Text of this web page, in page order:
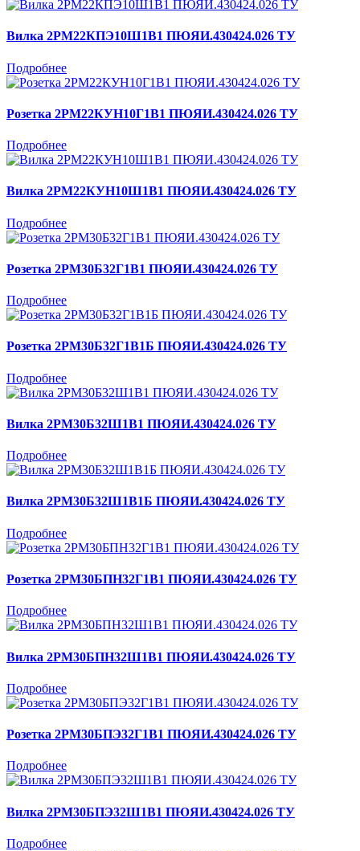
Вилка 2РМ22КПЭ10Ш1В1 ПЮЯИ.430424.026 ТУ
Подробнее
Розетка 2РМ22КУН10Г1В1 ПЮЯИ.430424.026 ТУ
Подробнее
Вилка 2РМ22КУН10Ш1В1 ПЮЯИ.430424.026 ТУ
Подробнее
Розетка 2РМ30Б32Г1В1 ПЮЯИ.430424.026 ТУ
Подробнее
Розетка 2РМ30Б32Г1В1Б ПЮЯИ.430424.026 ТУ
Подробнее
Вилка 2РМ30Б32Ш1В1 ПЮЯИ.430424.026 ТУ
Подробнее
Вилка 2РМ30Б32Ш1В1Б ПЮЯИ.430424.026 ТУ
Подробнее
Розетка 2РМ30БПН32Г1В1 ПЮЯИ.430424.026 ТУ
Подробнее
Вилка 2РМ30БПН32Ш1В1 ПЮЯИ.430424.026 ТУ
Подробнее
Розетка 2РМ30БПЭ32Г1В1 ПЮЯИ.430424.026 ТУ
Подробнее
Вилка 2РМ30БПЭ32Ш1В1 ПЮЯИ.430424.026 ТУ
Подробнее